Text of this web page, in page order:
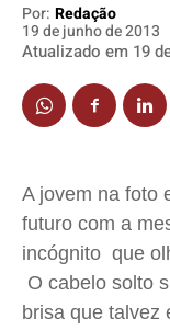
Política
Socioeconômicas
TV Século
Justiça
Meio Ambiente
Saúde
Cidades
Direitos
Política
Socioeconômicas
TV Século
Justiça
Meio Ambiente
Saúde
Cidades
Direitos
Política
Socioeconômicas
TV Século
Justiça
Meio Ambiente
Saúde
Cidades
Direitos
Política
Socioeconômicas
TV Século
Justiça
Meio Ambiente
Saúde
Cidades
Direitos
Por: Redação
19 de junho de 2013
Atualizado em 19
A jovem na foto
futuro com a
incógnito que
O cabelo solto
brisa que talvez